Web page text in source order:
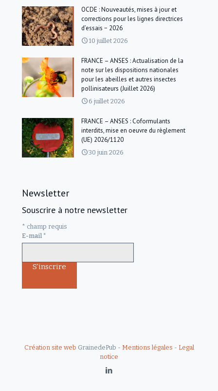
OCDE : Nouveautés, mises à jour et
corrections pour les lignes directrices
d’essais − 2026
10 juillet 2026
FRANCE – ANSES : Actualisation de la
note sur les dispositions nationales
pour les abeilles et autres insectes
pollinisateurs (Juillet 2026)
6 juillet 2026
FRANCE – ANSES : Coformulants
interdits, mise en oeuvre du règlement
(UE) 2026/1120
30 juin 2026
Newsletter
Souscrire à notre newsletter
* champ requis
E-mail *
Création site web GrainedePub - Mentions légales - Legal
notice